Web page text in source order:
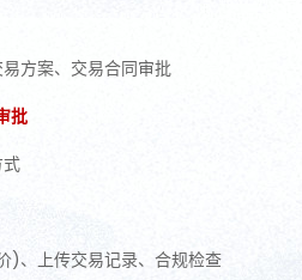
方案、 交易合同审批
批
)、 上传交易记录、 合规检查